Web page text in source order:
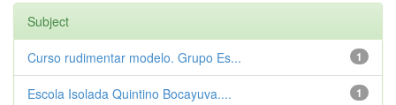
Subject
1
Curso rudimentar modelo. Grupo Es...
1
Escola Isolada Quintino Bocayuva....